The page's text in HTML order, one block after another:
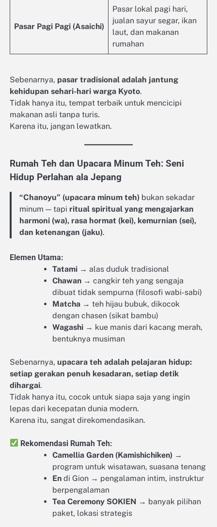
Pasar Pagi Pagi (Asaichi)
Pasar lokal pagi hari,
jualan sayur segar, ikan
laut, dan makanan
rumahan
Sebenarnya, pasar tradisional adalah jantung
kehidupan sehari-hari warga Kyoto.
Tidak hanya itu, tempat terbaik untuk mencicipi
makanan asli tanpa turis.
Karena itu, jangan lewatkan.
Rumah Teh dan Upacara Minum Teh: Seni
Hidup Perlahan ala Jepang
“Chanoyu” (upacara minum teh) bukan sekadar
minum — tapi ritual spiritual yang mengajarkan
harmoni (wa), rasa hormat (kei), kemurnian (sei),
dan ketenangan (jaku).
Elemen Utama:
Tatami → alas duduk tradisional
Chawan → cangkir teh yang sengaja
dibuat tidak sempurna (filosofi wabi-sabi)
Matcha → teh hijau bubuk, dikocok
dengan chasen (sikat bambu)
Wagashi → kue manis dari kacang merah,
bentuknya musiman
Sebenarnya, upacara teh adalah pelajaran hidup:
setiap gerakan penuh kesadaran, setiap detik
dihargai.
Tidak hanya itu, cocok untuk siapa saja yang ingin
lepas dari kecepatan dunia modern.
Karena itu, sangat direkomendasikan.
Rekomendasi Rumah Teh:
Camellia Garden (Kamishichiken) →
program untuk wisatawan, suasana tenang
En di Gion → pengalaman intim, instruktur
berpengalaman
Tea Ceremony SOKIEN → banyak pilihan
paket, lokasi strategis